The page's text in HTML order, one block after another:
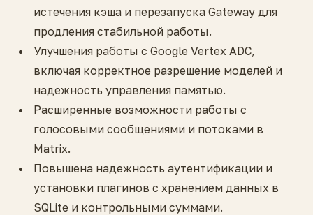
истечения кэша и перезапуска Gateway для
продления стабильной работы.
Улучшения работы с Google Vertex ADC,
включая корректное разрешение моделей и
надежность управления памятью.
Расширенные возможности работы с
голосовыми сообщениями и потоками в
Matrix.
Повышена надежность аутентификации и
установки плагинов с хранением данных в
SQLite и контрольными суммами.